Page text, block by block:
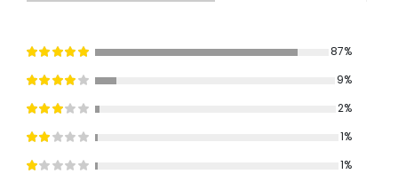
87%
9%
2%
1%
1%